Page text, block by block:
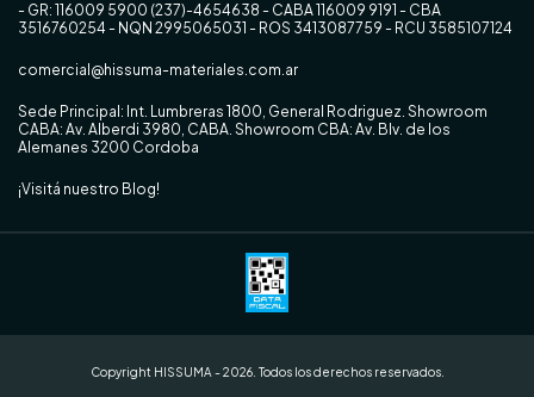
- GR: 116009 5900 (237)-4654638 - CABA 116009 9191 - CBA
3516760254 - NQN 2995065031 - ROS 3413087759 - RCU 3585107124
comercial@hissuma-materiales.com.ar
Sede Principal: Int. Lumbreras 1800, General Rodriguez. Showroom
CABA: Av. Alberdi 3980, CABA. Showroom CBA: Av. Blv. de los
Alemanes 3200 Cordoba
¡Visitá nuestro Blog!
Copyright HISSUMA - 2026. Todos los derechos reservados.